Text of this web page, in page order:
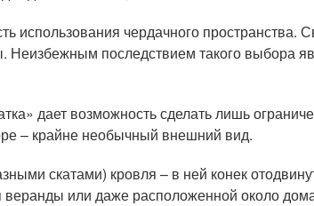
чердачного пространства.
Неизбежным последствием такого выбора
дает возможность сделать лишь
– крайне необычный внешний вид.
скатами) кровля – в ней конек
или даже расположенной около